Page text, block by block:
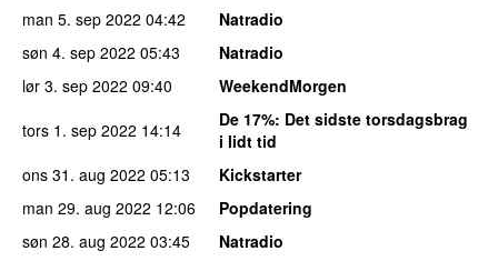
man 5. sep 2022 04:42
Natradio
søn 4. sep 2022 05:43
Natradio
lør 3. sep 2022 09:40
WeekendMorgen
tors 1. sep 2022 14:14 De 17%: Det sidste torsdagsbrag
i lidt tid
ons 31. aug 2022 05:13
Kickstarter
man 29. aug 2022 12:06
Popdatering
søn 28. aug 2022 03:45
Natradio